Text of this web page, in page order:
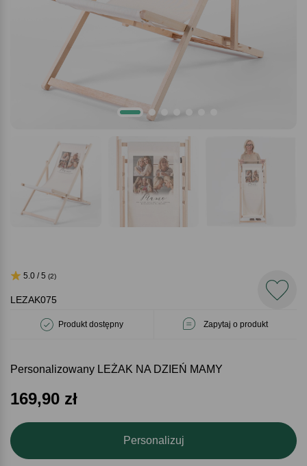
LEZAK075
Produkt dostępny Zapytaj o produkt
5.0 / 5 (2)
Personalizowany LEŻAK NA DZIEŃ MAMY
169,90 zł
Personalizuj